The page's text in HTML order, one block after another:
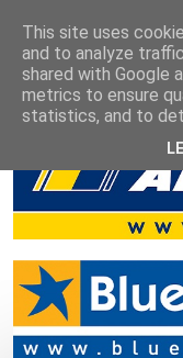
This site uses
and to analyze
shared with Google
metrics to ensure
statistics, and to